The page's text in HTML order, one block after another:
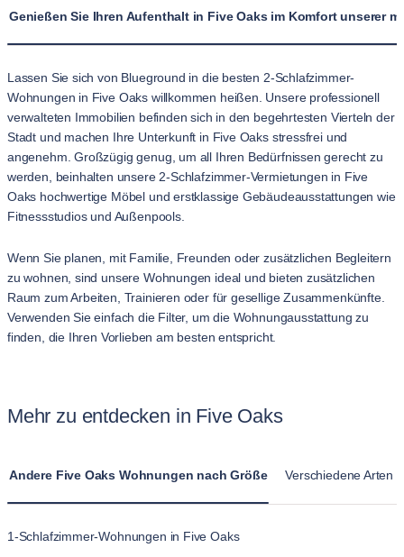
Genießen Sie Ihren Aufenthalt in Five Oaks im Komfort unserer
Lassen Sie sich von Blueground in die besten 2-Schlafzimmer-
Wohnungen in Five Oaks willkommen heißen. Unsere professionell
verwalteten Immobilien befinden sich in den begehrtesten Vierteln der
Stadt und machen Ihre Unterkunft in Five Oaks stressfrei und
angenehm. Großzügig genug, um all Ihren Bedürfnissen gerecht zu
werden, beinhalten unsere 2-Schlafzimmer-Vermietungen in Five
Oaks hochwertige Möbel und erstklassige Gebäudeausstattungen wie
Fitnessstudios und Außenpools.
Wenn Sie planen, mit Familie, Freunden oder zusätzlichen Begleitern
zu wohnen, sind unsere Wohnungen ideal und bieten zusätzlichen
Raum zum Arbeiten, Trainieren oder für gesellige Zusammenkünfte.
Verwenden Sie einfach die Filter, um die Wohnungausstattung zu
finden, die Ihren Vorlieben am besten entspricht.
Mehr zu entdecken in Five Oaks
Andere Five Oaks Wohnungen nach Größe Verschiedene Arten
1-Schlafzimmer-Wohnungen in Five Oaks